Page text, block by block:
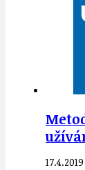
17.4.2019